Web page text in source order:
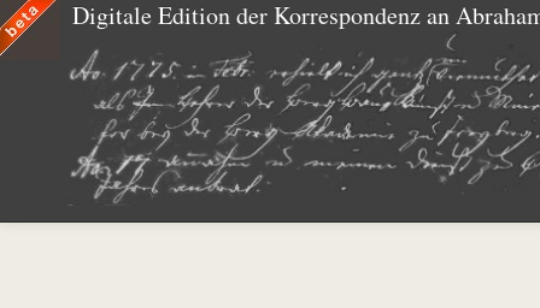
Digitale Edition der Korrespondenz an